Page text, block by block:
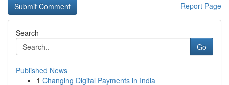
Report Page
Search
Go
Published News
1 Changing Digital Payments in India